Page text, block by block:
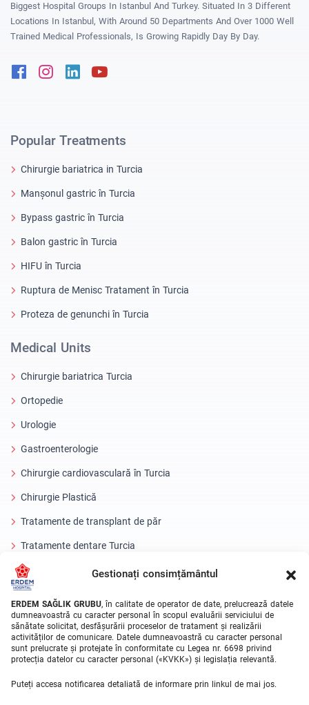
Gestionați consimțământul
ERDEM SAĞLIK GRUBU, în calitate de operator de date, prelucrează datele
dumneavoastră cu caracter personal în scopul evaluării serviciului de
sănătate solicitat, desfășurării proceselor de tratament și realizării
activităților de comunicare. Datele dumneavoastră cu caracter personal
sunt prelucrate și protejate în conformitate cu Legea nr. 6698 privind
protecția datelor cu caracter personal («KVKK») și legislația relevantă.
Puteți accesa notificarea detaliată de informare prin linkul de mai jos.
Biggest Hospital Groups In Istanbul And Turkey. Situated In 3 Different
Locations In Istanbul, With Around 50 Departments And Over 1000 Well
Trained Medical Professionals, Is Growing Rapidly Day By Day.
FacebookInstagram
Linkedin
Popular Treatments
Chirurgie bariatrica in Turcia
Manșonul gastric în Turcia
Bypass gastric în Turcia
Balon gastric în Turcia
HIFU în Turcia
Ruptura de Menisc Tratament în Turcia
Proteza de genunchi în Turcia
Medical Units
Chirurgie bariatrica Turcia
Ortopedie
Urologie
Gastroenterologie
Chirurgie cardiovasculară în Turcia
Chirurgie Plastică
Tratamente de transplant de păr
Tratamente dentare Turcia
Ochi cu laser
About Erdem
Despre noi
Unitati Medicale
Echipa medicala